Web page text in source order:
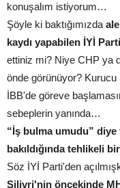
konuşalım istiyorum…
Şöyle ki baktığımızda
kaydı yapabilen İYİ
ettiniz mi? Niye CHP ya
önde görünüyor? Kurucu
İBB'de göreve
sebeplerin yanında…
“İş bulma umudu” diye
bakıldığında tehlikeli
Söz İYİ Parti'den
Silivri'nin öncekinde